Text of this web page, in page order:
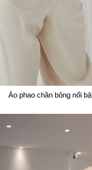
Áo phao chần bông nổi